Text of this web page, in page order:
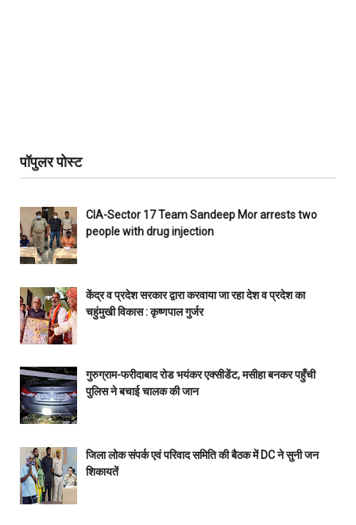
पॉपुलर पोस्ट
CIA-Sector 17 Team Sandeep Mor arrests two
people with drug injection
केंद्र व प्रदेश सरकार द्वारा करवाया जा रहा देश व प्रदेश का
चहुंमुखी विकास : कृष्णपाल गुर्जर
गुरुग्राम-फरीदाबाद रोड भयंकर एक्सीडेंट, मसीहा बनकर पहुँची
पुलिस ने बचाई चालक की जान
जिला लोक संपर्क एवं परिवाद समिति की बैठक में DC ने सुनी जन
शिकायतें